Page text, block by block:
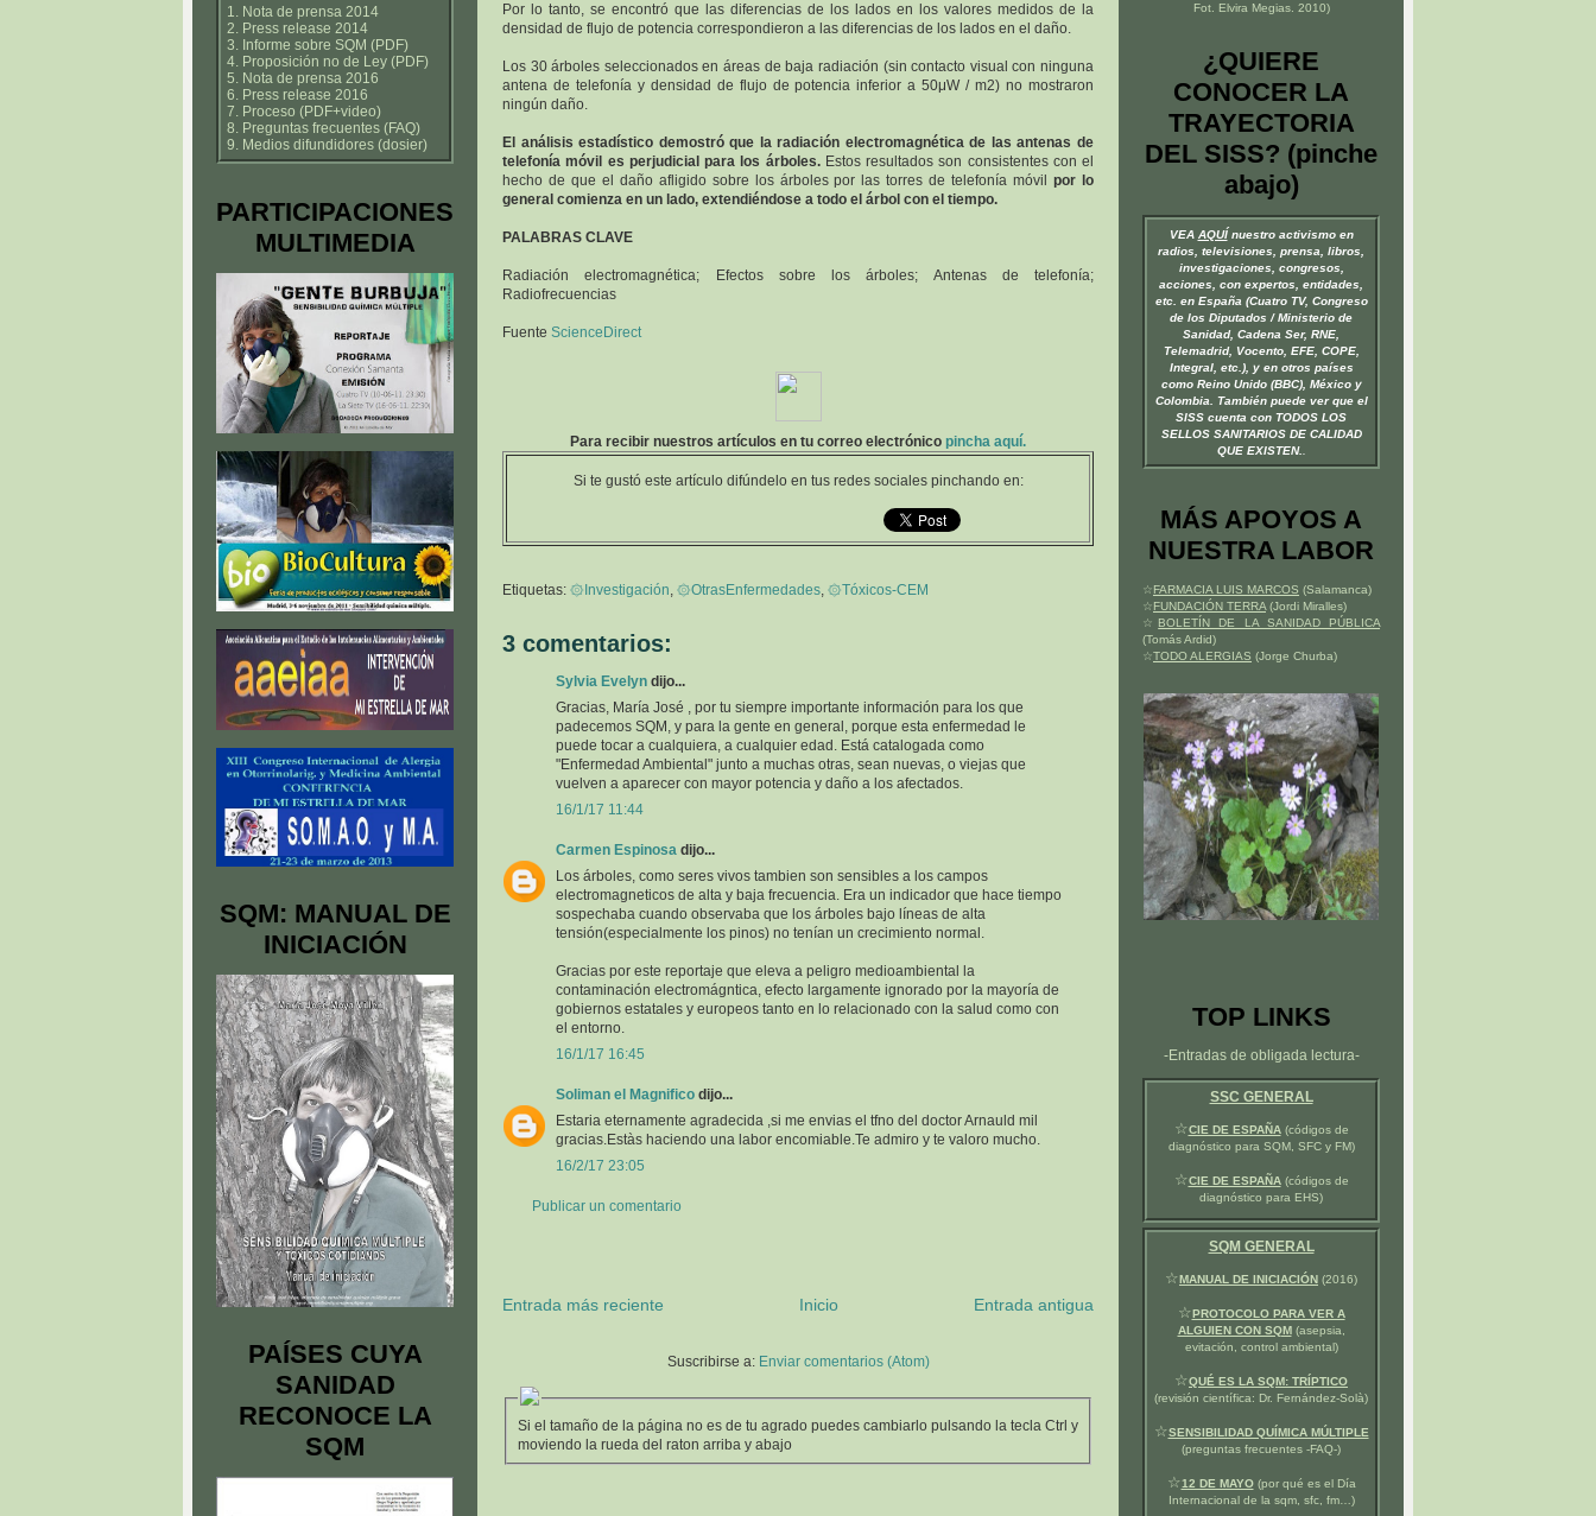
Por lo tanto, se encontró que las diferencias de los lados en los valores medidos de la
densidad de flujo de potencia correspondieron a las diferencias de los lados en el daño.
Los 30 árboles seleccionados en áreas de baja radiación (sin contacto visual con ninguna
antena de telefonía y densidad de flujo de potencia inferior a 50μW / m2) no mostraron
ningún daño.
El análisis estadístico demostró que la radiación electromagnética de las antenas de
telefonía móvil es perjudicial para los árboles.Estos resultados son consistentes con el
hecho de que el daño afligido sobre los árboles por las torres de telefonía móvilpor lo
general comienza en un lado, extendiéndose a todo el árbol con el tiempo.
PALABRAS CLAVE
Radiación electromagnética; Efectos sobre los árboles; Antenas de telefonía;
Radiofrecuencias
Fuente ScienceDirect
Para recibir nuestros artículos en tu correo electrónico pincha aquí.
Si te gustó este artículo difúndelo en tus redes sociales pinchando en:
Etiquetas: ۞Investigación, ۞OtrasEnfermedades, ۞Tóxicos-CEM
3 comentarios:
Sylvia Evelyn dijo...
Gracias, María José , por tu siempre importante información para los que
padecemos SQM, y para la gente en general, porque esta enfermedad le
puede tocar a cualquiera, a cualquier edad. Está catalogada como
"Enfermedad Ambiental" junto a muchas otras, sean nuevas, o viejas que
vuelven a aparecer con mayor potencia y daño a los afectados.
16/1/17 11:44
Carmen Espinosa dijo...
Los árboles, como seres vivos tambien son sensibles a los campos
electromagneticos de alta y baja frecuencia. Era un indicador que hace tiempo
sospechaba cuando observaba que los árboles bajo líneas de alta
tensión(especialmente los pinos) no tenían un crecimiento normal.
Gracias por este reportaje que eleva a peligro medioambiental la
contaminación electromágntica, efecto largamente ignorado por la mayoría de
gobiernos estatales y europeos tanto en lo relacionado con la salud como con
el entorno.
16/1/17 16:45
Soliman el Magnifico dijo...
Estaria eternamente agradecida ,si me envias el tfno del doctor Arnauld mil
gracias.Estàs haciendo una labor encomiable.Te admiro y te valoro mucho.
16/2/17 23:05
Publicar un comentario
Entrada más reciente Entrada antigua
Inicio
Suscribirse a: Enviar comentarios (Atom)
Si el tamaño de la página no es de tu agrado puedes cambiarlo pulsando la tecla Ctrl y
moviendo la rueda del raton arriba y abajo
1. Nota de prensa 2014
2. Press release 2014
3. Informe sobre SQM (PDF)
4. Proposición no de Ley (PDF)
5. Nota de prensa 2016
6. Press release 2016
7. Proceso (PDF+video)
8. Preguntas frecuentes (FAQ)
9. Medios difundidores (dosier)
PARTICIPACIONES
MULTIMEDIA
SQM: MANUAL DE
INICIACIÓN
PAÍSES CUYA
SANIDAD
RECONOCE LA
SQM
Fot. Elvira Megias. 2010)
¿QUIERE
CONOCER LA
TRAYECTORIA
DEL SISS? (pinche
abajo)
VEA AQUÍnuestro activismo en
radios, televisiones, prensa, libros,
investigaciones, congresos,
acciones, con expertos, entidades,
etc. en España (Cuatro TV, Congreso
de los Diputados / Ministerio de
Sanidad, Cadena Ser, RNE,
Telemadrid, Vocento, EFE, COPE,
Integral, etc.), y en otros países
como Reino Unido (BBC), México y
Colombia. También puede ver que el
SISS cuenta con TODOS LOS
SELLOS SANITARIOS DE CALIDAD
QUE EXISTEN.
MÁS APOYOS A
NUESTRA LABOR
☆FARMACIA LUIS MARCOS (Salamanca)
☆FUNDACIÓN TERRA (Jordi Miralles)
☆ BOLETÍN DE LA SANIDAD PÚBLICA
(Tomás Ardid)
☆TODO ALERGIAS (Jorge Churba)
TOP LINKS
-Entradas de obligada lectura-
SSC GENERAL
☆CIE DE ESPAÑA(códigos de
diagnóstico para SQM, SFC y FM)
☆CIE DE ESPAÑA(códigos de
diagnóstico para EHS)
SQM GENERAL
☆MANUAL DE INICIACIÓN (2016)
☆PROTOCOLO PARA VER A
ALGUIEN CON SQM(asepsia,
evitación, control ambiental)
☆QUÉ ES LA SQM: TRÍPTICO
(revisión científica: Dr. Fernández-Solà)
☆SENSIBILIDAD QUÍMICA MÚLTIPLE
(preguntas frecuentes -FAQ-)
☆12 DE MAYO(por qué es el Día
Internacional de la sqm, sfc, fm…)